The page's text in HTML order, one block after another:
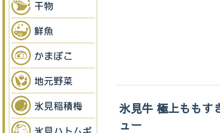
氷見牛 極上ももす
ュー